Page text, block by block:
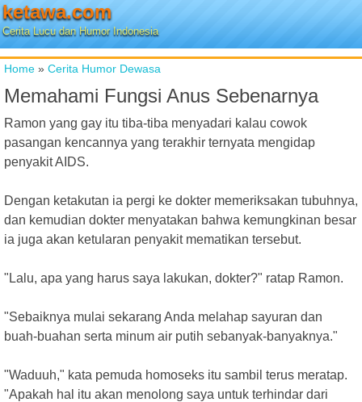
ketawa.com
Cerita Lucu dan Humor Indonesia
Home » Cerita Humor Dewasa
Memahami Fungsi Anus Sebenarnya
Ramon yang gay itu tiba-tiba menyadari kalau cowok
pasangan kencannya yang terakhir ternyata mengidap
penyakit AIDS.
Dengan ketakutan ia pergi ke dokter memeriksakan tubuhnya,
dan kemudian dokter menyatakan bahwa kemungkinan besar
ia juga akan ketularan penyakit mematikan tersebut.
"Lalu, apa yang harus saya lakukan, dokter?" ratap Ramon.
"Sebaiknya mulai sekarang Anda melahap sayuran dan
buah-buahan serta minum air putih sebanyak-banyaknya."
"Waduuh," kata pemuda homoseks itu sambil terus meratap.
"Apakah hal itu akan menolong saya untuk terhindar dari